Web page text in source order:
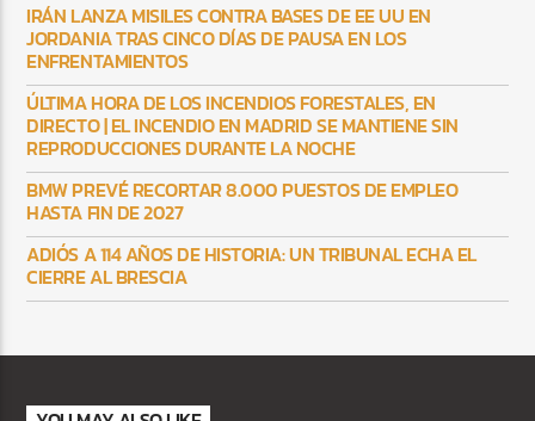
IRÁN LANZA MISILES CONTRA BASES DE EE UU EN
JORDANIA TRAS CINCO DÍAS DE PAUSA EN LOS
ENFRENTAMIENTOS
ÚLTIMA HORA DE LOS INCENDIOS FORESTALES, EN
DIRECTO | EL INCENDIO EN MADRID SE MANTIENE SIN
REPRODUCCIONES DURANTE LA NOCHE
BMW PREVÉ RECORTAR 8.000 PUESTOS DE EMPLEO
HASTA FIN DE 2027
ADIÓS A 114 AÑOS DE HISTORIA: UN TRIBUNAL ECHA EL
CIERRE AL BRESCIA